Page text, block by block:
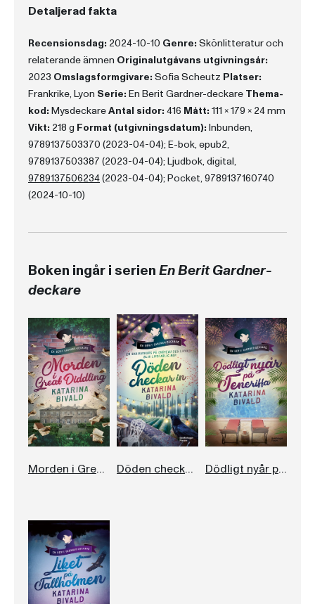
Detaljerad fakta
Recensionsdag: 2024-10-10 Genre: Skönlitteratur och
relaterande ämnen Originalutgåvans utgivningsår:
2023 Omslagsformgivare: Sofia Scheutz Platser:
Frankrike, Lyon Serie: En Berit Gardner-deckare Thema-
kod: MysdeckareAntal sidor: 416 Mått: 111 x 179 x 24 mm
Vikt: 218 g Format (utgivningsdatum): Inbunden,
9789137503370 (2023-04-04); E-bok, epub2,
9789137503387 (2023-04-04); Ljudbok, digital,
9789137506234(2023-04-04); Pocket, 9789137160740
(2024-10-10)
Boken ingår i serienEn Berit Gardner-
deckare
Morden i Great Diddling Döden checkar in Dödligt nyår på Teneriffa